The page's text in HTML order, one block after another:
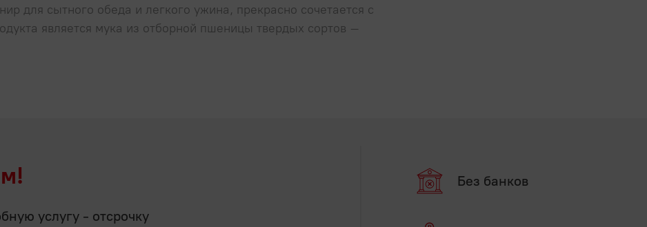
для сытного обеда и легкого ужина, прекрасно сочетается с
является мука из отборной пшеницы твердых сортов –
услугу - отсрочку
Без банков